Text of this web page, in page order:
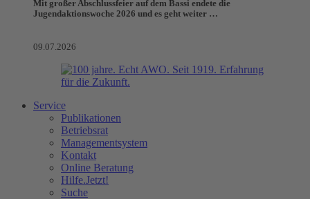
Mit großer Abschlussfeier auf dem Bassi endete die
Jugendaktionswoche 2026 und es geht weiter …
09.07.2026
Service
Publikationen
Betriebsrat
Managementsystem
Kontakt
Online Beratung
Hilfe.Jetzt!
Suche